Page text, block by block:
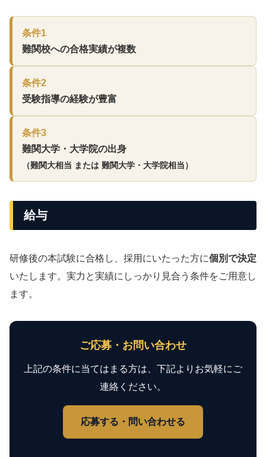
条件1
難関校への合格実績が複数
条件2
受験指導の経験が豊富
条件3
難関大学・大学院の出身
（難関大相当 または 難関大学・大学院相当）
給与
研修後の本試験に合格し、採用にいたった方に個別で決定
いたします。実力と実績にしっかり見合う条件をご用意し
ます。
ご応募・お問い合わせ
上記の条件に当てはまる方は、下記よりお気軽にご
連絡ください。
応募する・問い合わせる